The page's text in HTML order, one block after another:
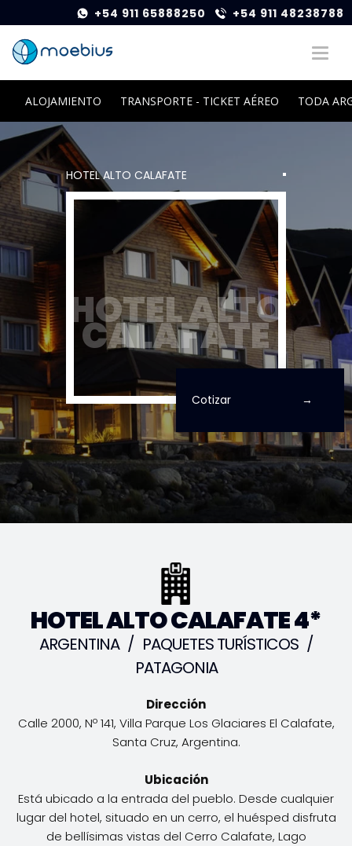
+54 911 65888250 +54 911 48238788
ALOJAMIENTO TRANSPORTE - TICKET AÉREO TODA
HOTEL ALTO
CALAFATE
HOTEL ALTO CALAFATE
Cotizar
HOTEL ALTO CALAFATE 4*
ARGENTINA / PAQUETES TURÍSTICOS /
PATAGONIA
Dirección
Calle 2000, Nº 141, Villa Parque Los Glaciares El Calafate,
Santa Cruz, Argentina.
Ubicación
Está ubicado a la entrada del pueblo. Desde cualquier
lugar del hotel, situado en un cerro, el huésped disfruta
de bellísimas vistas del Cerro Calafate, Lago